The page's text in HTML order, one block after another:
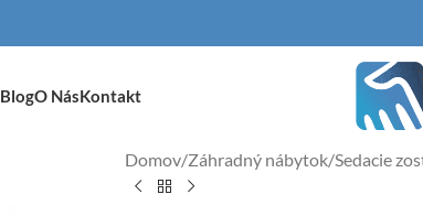
BlogO NásKontakt
Domov/Záhradný nábytok/Sedacie